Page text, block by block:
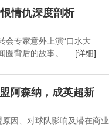
情仇深度剖析
会专家意外上演“口水大
圈背后的故事。 ... [详细]
阿森纳，成英超新
因、对球队影响及潜在商业